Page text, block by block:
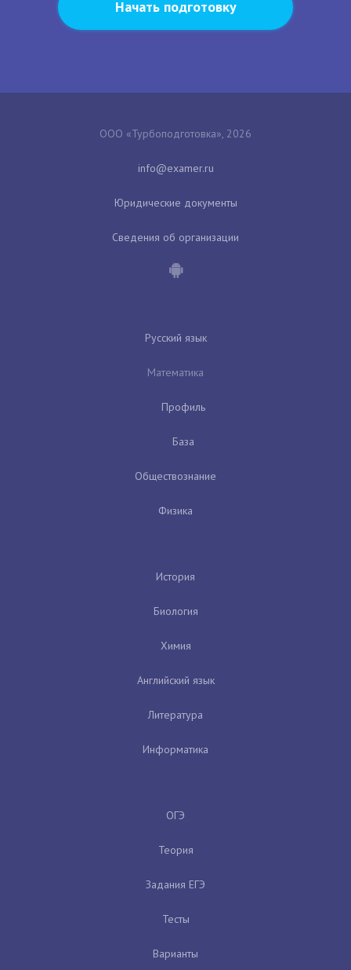
Начать подготовку
ООО «Турбоподготовка», 2026
Юридические документы
Сведения об организации
Русский язык
Математика
Профиль
База
Обществознание
Физика
История
Биология
Химия
Английский язык
Литература
Информатика
ОГЭ
Теория
Задания ЕГЭ
Тесты
Варианты